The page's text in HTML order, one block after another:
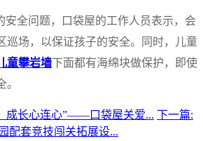
安全问题，口袋屋的工作人员表示，会
巡场，以保证孩子的安全。同时，儿童
童攀岩墙下面都有海绵块做保护，即使
成长心连心”——口袋屋关爱... 下一篇:
配套竞技闯关拓展设...